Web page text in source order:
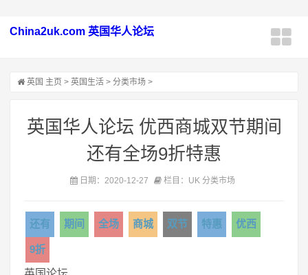
China2uk.com 英国华人论坛
英国 主页 > 英国生活 > 分类市场 >
英国华人论坛 优西商城双节期间
还有全场9折特惠
日期：2020-12-27 栏目：UK 分类市场
还有 期间 全场 商城 双节 特惠 优西
9折